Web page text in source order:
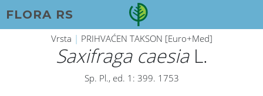
FLORA RS
Vrsta | PRIHVAĆEN TAKSON [Euro+Med]
Saxifraga caesiaL.
Sp. Pl., ed. 1: 399. 1753